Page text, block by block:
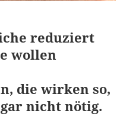
reduziert
wollen
die wirken so,
nicht nötig.